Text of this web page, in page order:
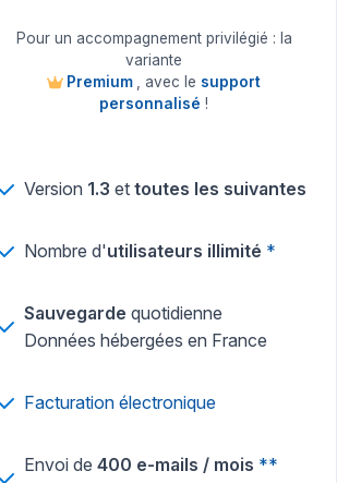
Pour un accompagnement privilégié : la
variante
Premium , avec le support
personnalisé !
Version 1.3 et toutes les suivantes
Nombre d'utilisateurs illimité *
Sauvegarde quotidienne
Données hébergées en France
Facturation électronique
Envoi de 400 e-mails / mois **